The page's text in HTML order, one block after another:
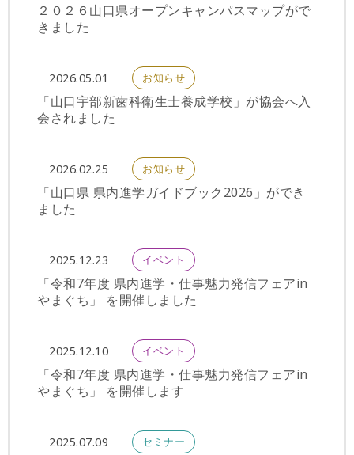
２０２６山口県オープンキャンパスマップがで
きました
2026.05.01 お知らせ
「山口宇部新歯科衛生士養成学校」が協会へ入
会されました
2026.02.25 お知らせ
「山口県 県内進学ガイドブック2026」ができ
ました
2025.12.23 イベント
「令和7年度 県内進学・仕事魅力発信フェアin
やまぐち」 を開催しました
2025.12.10 イベント
「令和7年度 県内進学・仕事魅力発信フェアin
やまぐち」 を開催します
2025.07.09 セミナー